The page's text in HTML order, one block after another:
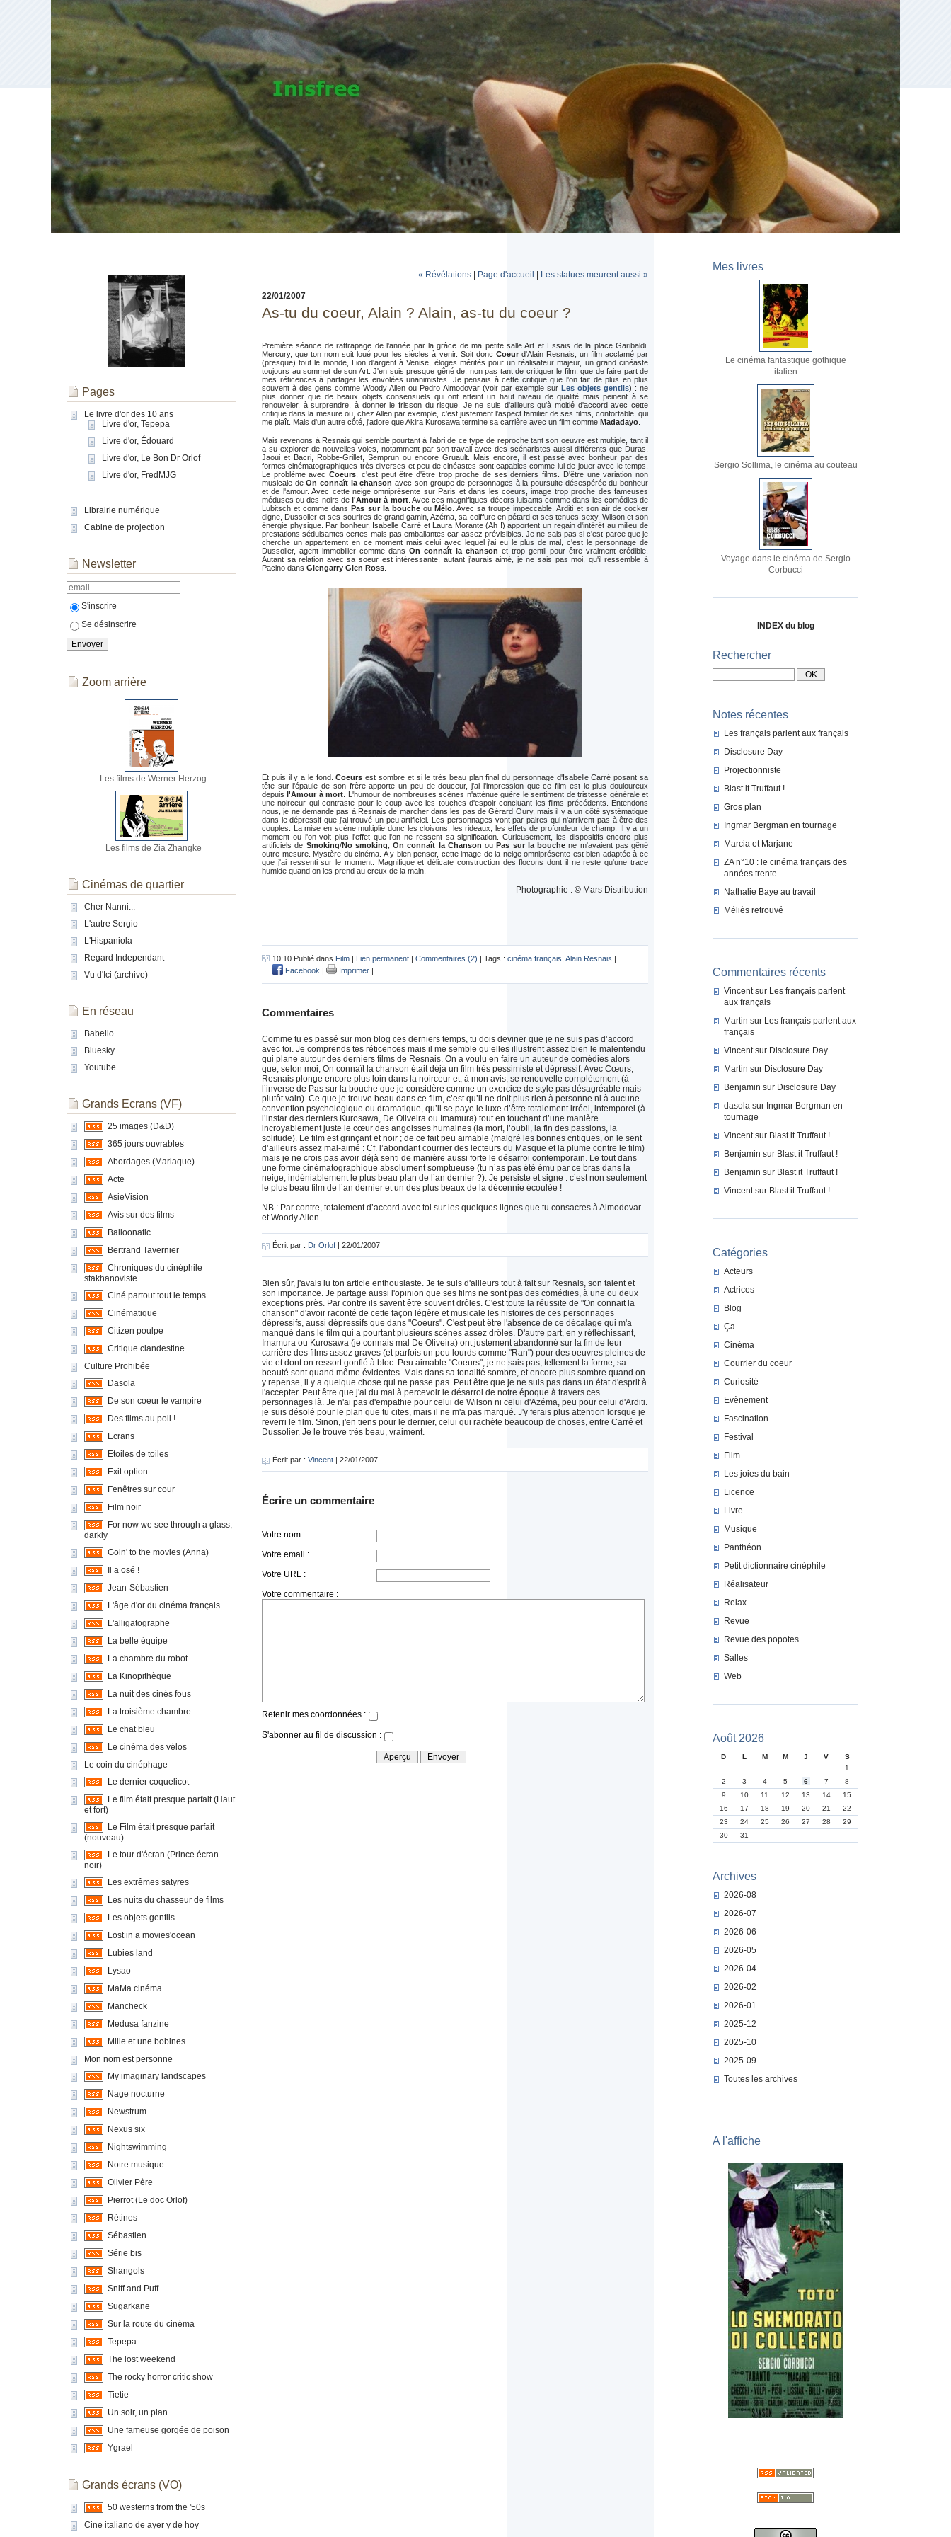
Pages
Le livre d'or des 10 ans
Livre d'or, Tepepa
Livre d'or, Édouard
Livre d'or, Le Bon Dr Orlof
Livre d'or, FredMJG
Librairie numérique
Cabine de projection
Newsletter
S'inscrire
Se désinscrire
Zoom arrière
Les films de Werner Herzog
Les films de Zia Zhangke
Cinémas de quartier
Cher Nanni...
L'autre Sergio
L'Hispaniola
Regard Independant
Vu d'Ici (archive)
En réseau
Babelio
Bluesky
Youtube
Grands Ecrans (VF)
25 images (D&D)
365 jours ouvrables
Abordages (Mariaque)
Acte
AsieVision
Avis sur des films
Balloonatic
Bertrand Tavernier
Chroniques du cinéphile
stakhanoviste
Ciné partout tout le temps
Cinématique
Citizen poulpe
Critique clandestine
Culture Prohibée
Dasola
De son coeur le vampire
Des films au poil !
Ecrans
Etoiles de toiles
Exit option
Fenêtres sur cour
Film noir
For now we see through a glass,
darkly
Goin' to the movies (Anna)
Il a osé !
Jean-Sébastien
L'âge d'or du cinéma français
L'alligatographe
La belle équipe
La chambre du robot
La Kinopithèque
La nuit des cinés fous
La troisième chambre
Le chat bleu
Le cinéma des vélos
Le coin du cinéphage
Le dernier coquelicot
Le film était presque parfait (Haut
et fort)
Le Film était presque parfait
(nouveau)
Le tour d'écran (Prince écran
noir)
Les extrêmes satyres
Les nuits du chasseur de films
Les objets gentils
Lost in a movies'ocean
Lubies land
Lysao
MaMa cinéma
Mancheck
Medusa fanzine
Mille et une bobines
Mon nom est personne
My imaginary landscapes
Nage nocturne
Newstrum
Nexus six
Nightswimming
Notre musique
Olivier Père
Pierrot (Le doc Orlof)
Rétines
Sébastien
Série bis
Shangols
Sniff and Puff
Sugarkane
Sur la route du cinéma
Tepepa
The lost weekend
The rocky horror critic show
Tietie
Un soir, un plan
Une fameuse gorgée de poison
Ygrael
Grands écrans (VO)
50 westerns from the '50s
Cine italiano de ayer y de hoy
Mes livres
Le cinéma fantastique gothique
italien
Sergio Sollima, le cinéma au couteau
Voyage dans le cinéma de Sergio
Corbucci
INDEX du blog
Rechercher
Notes récentes
Les français parlent aux français
Disclosure Day
Projectionniste
Blast it Truffaut !
Gros plan
Ingmar Bergman en tournage
Marcia et Marjane
ZA n°10 : le cinéma français des
années trente
Nathalie Baye au travail
Méliès retrouvé
Commentaires récents
Vincentsur Les français parlent
aux français
Martin sur Les français parlent aux
français
Vincentsur Disclosure Day
Martin sur Disclosure Day
Benjamin sur Disclosure Day
dasola sur Ingmar Bergman en
tournage
Vincentsur Blast it Truffaut !
Benjamin sur Blast it Truffaut !
Benjamin sur Blast it Truffaut !
Vincentsur Blast it Truffaut !
Catégories
Acteurs
Actrices
Blog
Ça
Cinéma
Courrier du coeur
Curiosité
Evènement
Fascination
Festival
Film
Les joies du bain
Licence
Livre
Musique
Panthéon
Petit dictionnaire cinéphile
Réalisateur
Relax
Revue
Revue des popotes
Salles
Web
Août 2026
D L M M J V
S
1
2
3 4 5 6 7
8
9
10 11 12 13 14
15
16
17 18 19 20 21
22
23
24 25 26 27 28
29
30
31
Archives
2026-08
2026-07
2026-06
2026-05
2026-04
2026-02
2026-01
2025-12
2025-10
2025-09
Toutes les archives
A l'affiche
« Révélations Page d'accueil Les statues meurent aussi »
22/01/2007
As-tu du coeur, Alain ? Alain, as-tu du coeur ?
Première séance de rattrapage de l'année par la grâce de ma petite salle Art et Essais de la place Garibaldi.
Mercury, que ton nom soit loué pour les siècles à venir. Soit donc Coeurd'Alain Resnais, un film acclamé par
(presque) tout le monde, Lion d'argent à Venise, éloges mérités pour un réalisateur majeur, un grand cinéaste
toujours au sommet de son Art. J'en suis presque gêné de, non pas tant de critiquer le film, que de faire part de
mes réticences à partager les envolées unanimistes. Je pensais à cette critique que l'on fait de plus en plus
souvent à des gens comme Woody Allen ou Pedro Almodovar (voir par exemple sur Les objets gentils) : ne
plus donner que de beaux objets consensuels qui ont atteint un haut niveau de qualité mais peinent à se
renouveler, à surprendre, à donner le frisson du risque. Je ne suis d'ailleurs qu'à moitié d'accord avec cette
critique dans la mesure ou, chez Allen par exemple, c'est justement l'aspect familier de ses films, confortable, qui
me plaît. Mais d'un autre côté, j'adore que Akira Kurosawa termine sa carrière avec un film comme Madadayo
Mais revenons à Resnais qui semble pourtant à l'abri de ce type de reproche tant son oeuvre est multiple, tant il
a su explorer de nouvelles voies, notamment par son travail avec des scénaristes aussi différents que Duras,
Jaoui et Bacri, Robbe-Grillet, Semprun ou encore Gruault. Mais encore, il est passé avec bonheur par des
formes cinématographiques très diverses et peu de cinéastes sont capables comme lui de jouer avec le temps.
Le problème avecCoeurs , c'est peut être d'être trop proche de ses derniers films. D'être une variation non
musicale deOn connaît la chanson avec son groupe de personnages à la poursuite désespérée du bonheur
et de l'amour. Avec cette neige omniprésente sur Paris et dans les coeurs, image trop proche des fameuses
méduses ou des noirs del'Amour à mort. Avec ces magnifiques décors luisants comme dans les comédies de
Lubitsch et comme dansPas sur la boucheou Mélo. Avec sa troupe impeccable, Arditi et son air de cocker
digne, Dussolier et ses sourires de grand gamin, Azéma, sa coiffure en pétard et ses tenues sexy, Wilson et son
énergie physique. Par bonheur, Isabelle Carré et Laura Morante (Ah !) apportent un regain d'intérêt au milieu de
prestations séduisantes certes mais pas emballantes car assez prévisibles. Je ne sais pas si c'est parce que je
cherche un appartement en ce moment mais celui avec lequel j'ai eu le plus de mal, c'est le personnage de
Dussolier, agent immobilier comme dans On connaît la chanson et trop gentil pour être vraiment crédible.
Autant sa relation avec sa soeur est intéressante, autant j'aurais aimé, je ne sais pas moi, qu'il ressemble à
Pacino dans Glengarry Glen Ross
Et puis il y a le fond.Coeurs est sombre et si le très beau plan final du personnage d'Isabelle Carré posant sa
tête sur l'épaule de son frère apporte un peu de douceur, j'ai l'impression que ce film est le plus douloureux
depuisl'Amour à mort . L'humour de nombreuses scènes n'atténue guère le sentiment de tristesse générale et
une noirceur qui contraste pour le coup avec les touches d'espoir concluant les films précédents. Entendons
nous, je ne demande pas à Resnais de marcher dans les pas de Gérard Oury, mais il y a un côté systématique
dans le dépressif que j'ai trouvé un peu artificiel. Les personnages vont par paires qui n'arrivent pas à être des
couples. La mise en scène multiplie donc les cloisons, les rideaux, les effets de profondeur de champ. Il y a un
moment ou l'on voit plus l'effet que l'on ne ressent sa signification. Curieusement, les dispositifs encore plus
artificiels de Smoking/No smoking On connaît la Chanson ou Pas sur la bouche ne m'avaient pas gêné
outre mesure. Mystère du cinéma. A y bien penser, cette image de la neige omniprésente est bien adaptée à ce
que j'ai ressenti sur le moment. Magnifique et délicate construction des flocons dont il ne reste qu'une trace
humide quand on les prend au creux de la main.
Photographie : © Mars Distribution
10:10 Publié dans Film | Lien permanent | Commentaires (2) | Tags : cinéma français Alain Resnais |
Facebook | Imprimer |
Commentaires
Comme tu es passé sur mon blog ces derniers temps, tu dois deviner que je ne suis pas d’accord
avec toi. Je comprends tes réticences mais il me semble qu’elles illustrent assez bien le malentendu
qui plane autour des derniers films de Resnais. On a voulu en faire un auteur de comédies alors
que, selon moi, On connaît la chanson était déjà un film très pessimiste et dépressif. Avec Cœurs,
Resnais plonge encore plus loin dans la noirceur et, à mon avis, se renouvelle complètement (à
l’inverse de Pas sur la bouche que je considère comme un exercice de style pas désagréable mais
plutôt vain). Ce que je trouve beau dans ce film, c’est qu’il ne doit plus rien à personne ni à aucune
convention psychologique ou dramatique, qu’il se paye le luxe d’être totalement irréel, intemporel (à
l’instar des derniers Kurosawa, De Oliveira ou Imamura) tout en touchant d’une manière
incroyablement juste le cœur des angoisses humaines (la mort, l’oubli, la fin des passions, la
solitude). Le film est grinçant et noir ; de ce fait peu aimable (malgré les bonnes critiques, on le sent
d’ailleurs assez mal-aimé : Cf. l’abondant courrier des lecteurs du Masque et la plume contre le film)
mais je ne crois pas avoir déjà senti de manière aussi forte le désarroi contemporain. Le tout dans
une forme cinématographique absolument somptueuse (tu n’as pas été ému par ce bras dans la
neige, indéniablement le plus beau plan de l’an dernier ?). Je persiste et signe : c’est non seulement
le plus beau film de l’an dernier et un des plus beaux de la décennie écoulée !
NB : Par contre, totalement d’accord avec toi sur les quelques lignes que tu consacres à Almodovar
et Woody Allen…
Écrit par : Dr Orlof | 22/01/2007
Bien sûr, j'avais lu ton article enthousiaste. Je te suis d'ailleurs tout à fait sur Resnais, son talent et
son importance. Je partage aussi l'opinion que ses films ne sont pas des comédies, à une ou deux
exceptions près. Par contre ils savent être souvent drôles. C'est toute la réussite de "On connait la
chanson" d'avoir raconté de cette façon légère et musicale les histoires de ces personnages
dépressifs, aussi dépressifs que dans "Coeurs". C'est peut être l'absence de ce décalage qui m'a
manqué dans le film qui a pourtant plusieurs scènes assez drôles. D'autre part, en y réfléchissant,
Imamura ou Kurosawa (je connais mal De Oliveira) ont justement abandonné sur la fin de leur
carrière des films assez graves (et parfois un peu lourds comme "Ran") pour des oeuvres pleines de
vie et dont on ressort gonflé à bloc. Peu aimable "Coeurs", je ne sais pas, tellement la forme, sa
beauté sont quand même évidentes. Mais dans sa tonalité sombre, et encore plus sombre quand on
y repense, il y a quelque chose qui ne passe pas. Peut être que je ne suis pas dans un état d'esprit à
l'accepter. Peut être que j'ai du mal à percevoir le désarroi de notre époque à travers ces
personnages là. Je n'ai pas d'empathie pour celui de Wilson ni celui d'Azéma, peu pour celui d'Arditi.
je suis désolé pour le plan que tu cites, mais il ne m'a pas marqué. J'y ferais plus attention lorsque je
reverri le film. Sinon, j'en tiens pour le dernier, celui qui rachète beaucoup de choses, entre Carré et
Dussolier. Je le trouve très beau, vraiment.
Écrit par : Vincent | 22/01/2007
Écrire un commentaire
Votre nom :
Votre email :
Votre URL :
Votre commentaire :
Retenir mes coordonnées :
S'abonner au fil de discussion :